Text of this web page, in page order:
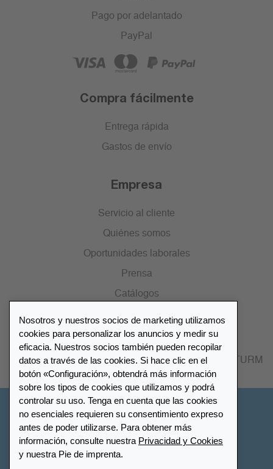
Pago por adelantado
PayPal
Compra fácilmente
Entrega rápida
Gastos de envío
Empresa
Servicio al cliente
Quiénes somos
Oportunidades laborales
Prensa
Catálogos
Lista de distribuidores
Encuentre su distribuidor más cercano LEUCHTTURM
Nosotros y nuestros socios de marketing utilizamos
cookies para personalizar los anuncios y medir su
eficacia. Nuestros socios también pueden recopilar
datos a través de las cookies. Si hace clic en el
botón «Configuración», obtendrá más información
sobre los tipos de cookies que utilizamos y podrá
controlar su uso. Tenga en cuenta que las cookies
no esenciales requieren su consentimiento expreso
antes de poder utilizarse. Para obtener más
información, consulte nuestra Privacidad y Cookies
y nuestra Pie de imprenta.
Configuración de cookies Privacidad y Cookies
Declaración de accesibilidad